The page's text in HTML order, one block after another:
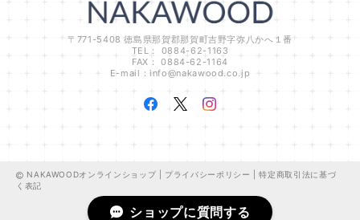
〒771-5408 徳島県那賀郡那賀町吉野字弥八かへ１番
TEL： 0884-62-1163
FAX： 0884-62-1164
E-mail：info@nakawood.co.jp
NAKAWOODオンラインショップ | プライバシーポリシー |特定商取引法に基づ
く表記
ショップに質問する